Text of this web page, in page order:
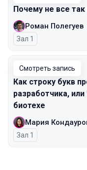
Почему не все так
Роман Полегуев
Зал 1
Смотреть запись
Как строку букв
разработчика,
биотехе
Мария
Зал 1